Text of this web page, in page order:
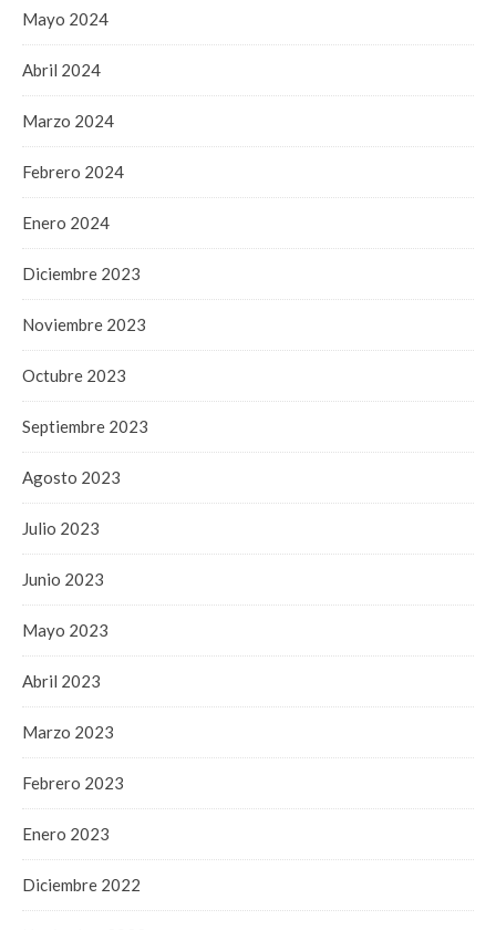
Mayo 2024
Abril 2024
Marzo 2024
Febrero 2024
Enero 2024
Diciembre 2023
Noviembre 2023
Octubre 2023
Septiembre 2023
Agosto 2023
Julio 2023
Junio 2023
Mayo 2023
Abril 2023
Marzo 2023
Febrero 2023
Enero 2023
Diciembre 2022